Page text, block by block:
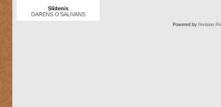
Slīdenis
DARENS O’SALIVANS
Powered by Invision